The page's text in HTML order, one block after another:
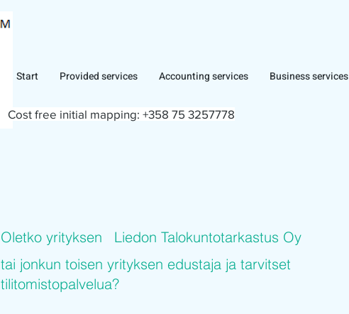
Start Provided services Accounting services Business services
Cost free initial mapping: +358 75 3257778
Oletko yrityksen
tai jonkun toisen yrityksen edustaja ja tarvitset
tilitomistopalvelua?
Liedon Talokuntotarkastus Oy